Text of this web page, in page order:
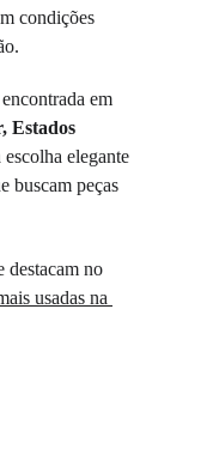
condições
em
Estados
elegante
buscam peças
destacam no
usadas na